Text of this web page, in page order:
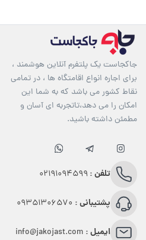
جاکجاست یک پلتفرم آنلاین هوشمند ،
برای اجاره انواع اقامتگاه ها ، در تمامی
نقاط کشور می باشد که به شما این
امکان را می دهد،تاتجربه ای آسان و
مطمئن داشته باشید.
تلفن : 02191094599
پشتیبانی :
ایمیل :